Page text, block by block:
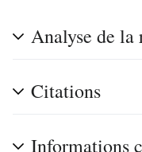
Analyse de
Citations
Informations